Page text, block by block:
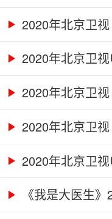
2020年北京卫
2020年北京卫
2020年北京卫
2020年北京卫
2020年北京卫
《我是大医生